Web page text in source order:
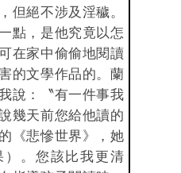
但絕不涉及淫穢。
點，是他究竟以怎
在家中偷偷地閱讀
的文學作品的。蘭
說：〝有一件事我
幾天前您給他讀的
《悲慘世界》，她
）。您該比我更清